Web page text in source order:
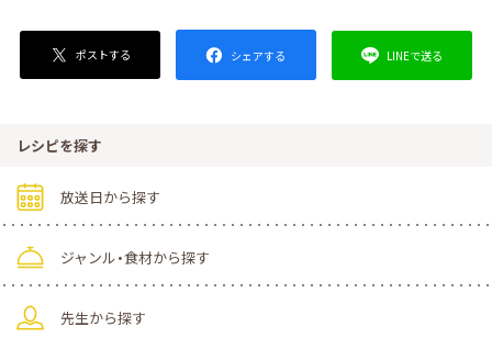
ポストする シェアする LINEで送る
レシピを探す
放送日から探す
ジャンル・食材から探す
先生から探す